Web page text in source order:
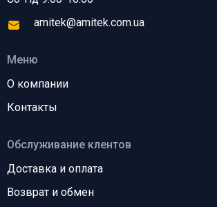
Обслуживание клентов
Доставка и оплата
Возврат и обмен
Меню
О компании
Контакты
amitek@amitek.com.ua